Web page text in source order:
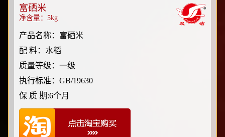
富硒米
净含量：5kg
产品名称：富硒米
配 料：水稻
质量等级：一级
执行标准：GB/19630
保 质 期:6个月